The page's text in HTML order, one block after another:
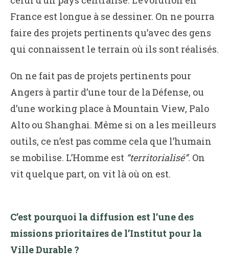
France est longue à se dessiner. On ne pourra
faire des projets pertinents qu’avec des gens
qui connaissent le terrain où ils sont réalisés.
On ne fait pas de projets pertinents pour
Angers à partir d’une tour de la Défense, ou
d’une working place à Mountain View, Palo
Alto ou Shanghai. Même si on a les meilleurs
outils, ce n’est pas comme cela que l’humain
se mobilise. L’Homme est “territorialisé”. On
vit quelque part, on vit là où on est.
C’est pourquoi la diffusion est l’une des
missions prioritaires de l’Institut pour la
Ville Durable ?